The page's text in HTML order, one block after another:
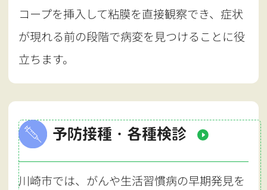
コープを挿入して粘膜を直接観察でき、症状
が現れる前の段階で病変を見つけることに役
立ちます。
予防接種・各種検診
川崎市では、がんや生活習慣病の早期発見を